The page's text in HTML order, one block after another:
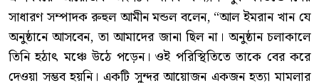
সাধারণ সম্পাদক রুহুল আমীন মন্ডল বলেন, “আল ইমরান খান যে
অনুষ্ঠানে আসবেন, তা আমাদের জানা ছিল না। অনুষ্ঠান চলাকালে
তিনি হঠাৎ মঞ্চে উঠে পড়েন। ওই পরিস্থিতিতে তাকে বের করে
দেওয়া সম্ভব হয়নি। একটি সুন্দর আয়োজন একজন হত্যা মামলার